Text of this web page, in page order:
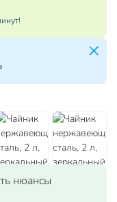
нюансы